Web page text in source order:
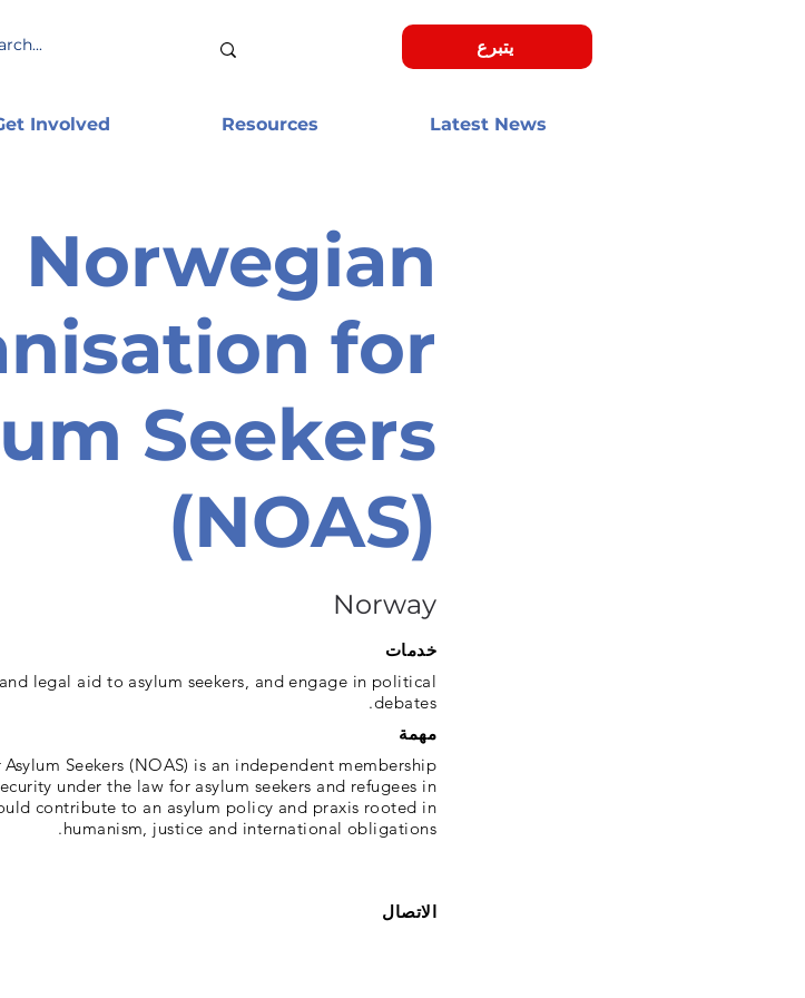
يتبرع
Involved Resources Latest News
Norwegian
for
Seekers
(NOAS)
Norway
خدمات
legal aid to asylum seekers, and engage in political
debates.
مهمة
Seekers (NOAS) is an independent membership
under the law for asylum seekers and refugees in
contribute to an asylum policy and praxis rooted in
humanism, justice and international obligations.
الاتصال